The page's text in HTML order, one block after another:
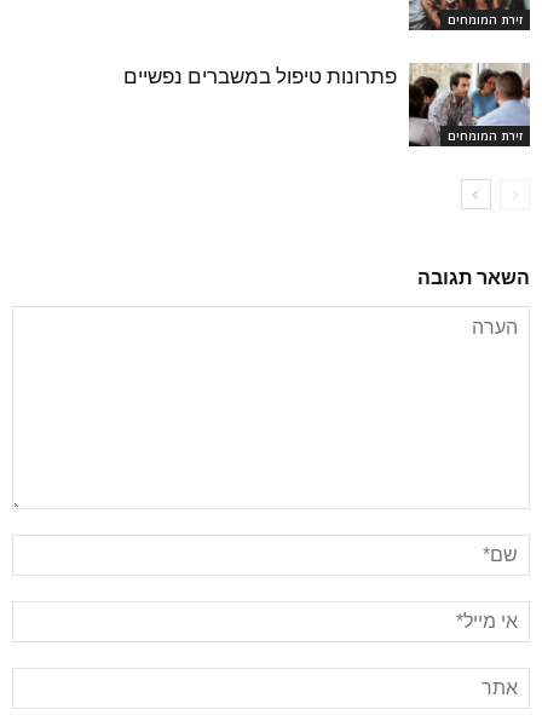
זירת המומחים
זירת המומחים
פתרונות טיפול במשברים נפשיים
השאר תגובה